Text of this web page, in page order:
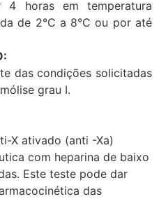
horas em temperatura
de 2°C a 8°C ou por até
das condições solicitadas
grau I.
X ativado (anti -Xa)
com heparina de baixo
Este teste pode dar
das